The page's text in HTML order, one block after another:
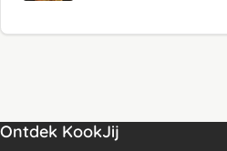
Ontdek KookJij